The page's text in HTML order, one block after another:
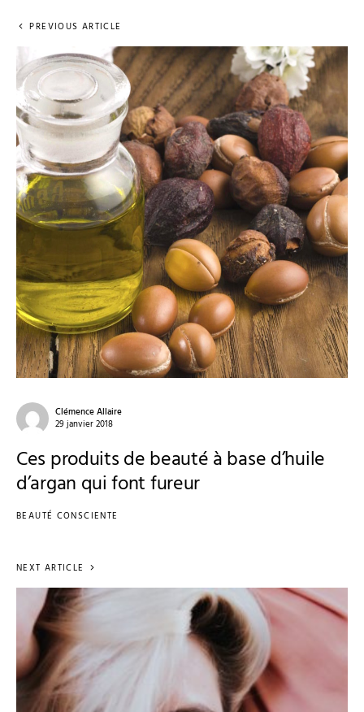
PREVIOUS ARTICLE
Clémence Allaire
29 janvier 2018
Ces produits de beauté à base d’huile
d’argan qui font fureur
BEAUTÉ CONSCIENTE
NEXT ARTICLE